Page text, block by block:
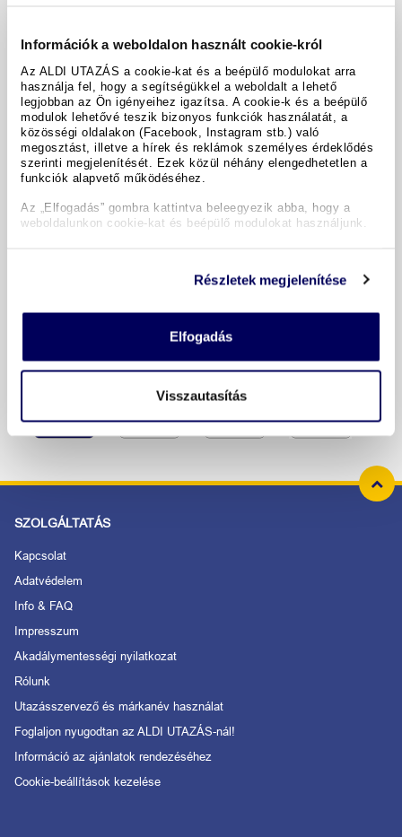
Információk a weboldalon használt cookie-król
Az ALDI UTAZÁS a cookie-kat és a beépülő modulokat arra
használja fel, hogy a segítségükkel a weboldalt a lehető
legjobban az Ön igényeihez igazítsa. A cookie-k és a beépülő
modulok lehetővé teszik bizonyos funkciók használatát, a
közösségi oldalakon (Facebook, Instagram stb.) való
megosztást, illetve a hírek és reklámok személyes érdeklődés
szerinti megjelenítését. Ezek közül néhány elengedhetetlen a
funkciók alapvető működéséhez.
Az „Elfogadás” gombra kattintva beleegyezik abba, hogy a
weboldalunkon cookie-kat és beépülő modulokat használjunk.
Részletek megjelenítése
Elfogadás
Visszautasítás
Calvi - Korzika
Ferienwohnung A Merula ***sup.
BIZTONSÁGOS RENDELÉS ÉS FIZETÉS
SZOLGÁLTATÁS
Kapcsolat
Adatvédelem
Info & FAQ
Impresszum
Akadálymentességi nyilatkozat
Rólunk
Utazásszervező és márkanév használat
Foglaljon nyugodtan az ALDI UTAZÁS-nál!
Információ az ajánlatok rendezéséhez
Cookie-beállítások kezelése